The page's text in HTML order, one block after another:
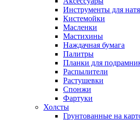
Инструменты для
Кистемойки
Масленки
Мастихины
Наждачная бумага
Палитры
Планки для
Распылители
Растушевки
Спонжи
Фартуки
Холсты
Грунтованные на